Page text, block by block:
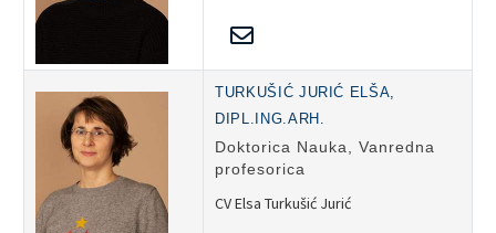
TURKUŠIĆ JURIĆ ELŠA,
DIPL.ING.ARH.
Doktorica Nauka, Vanredna
profesorica
CV Elsa Turkušić Jurić